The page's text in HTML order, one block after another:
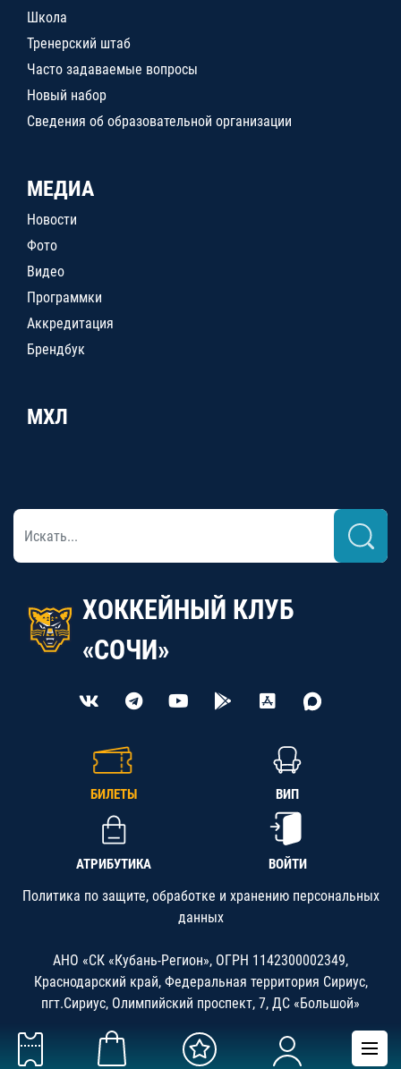
Школа
Тренерский штаб
Часто задаваемые вопросы
Новый набор
Сведения об образовательной организации
МЕДИА
Новости
Фото
Видео
Программки
Аккредитация
Брендбук
МХЛ
ХОККЕЙНЫЙ КЛУБ
«СОЧИ»
БИЛЕТЫ ВИП
АТРИБУТИКА ВОЙТИ
Политика по защите, обработке и хранению персональных
данных
АНО «СК «Кубань-Регион», ОГРН 1142300002349,
Краснодарский край, Федеральная территория Сириус,
пгт.Сириус, Олимпийский проспект, 7, ДС «Большой»